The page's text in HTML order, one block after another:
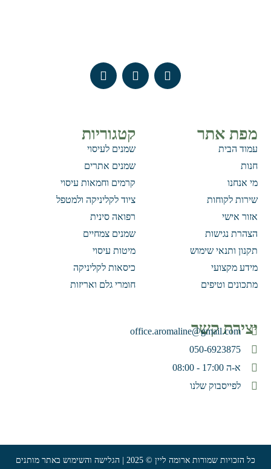
מפת אתר
עמוד הבית
חנות
מי אנחנו
שירות לקוחות
אזור אישי
הצהרת נגישות
תקנון ותנאי שימוש
מידע מקצועי
מתכונים וטיפים
קטגוריות
שמנים לעיסוי
שמנים אתרים
קרמים וחמאות עיסוי
ציוד לקליניקה ולמטפל
רפואה סינית
שמנים צמחיים
מיטות עיסוי
כיסאות לקליניקה
חומרי גלם ואריזות
יצירת קשר
office.aromaline@gmail.com
050-6923875
א-ה 17:00 - 08:00
לפייסבוק שלנו
כל הזכויות שמורות ארומה ליין © 2025 | הגלישה והשימוש באתר מותנים